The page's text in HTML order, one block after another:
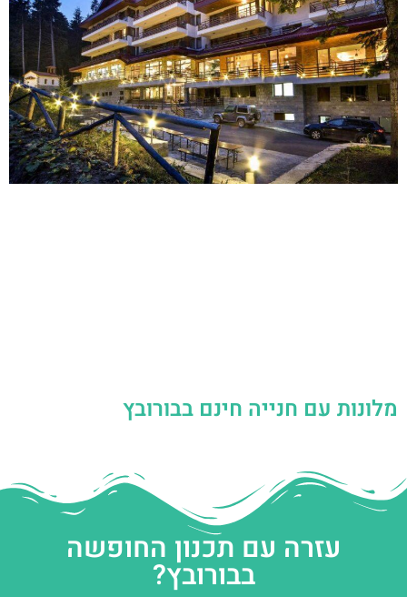
מלונות עם חנייה חינם בבורובץ
עזרה עם תכנון החופשה
בבורובץ?